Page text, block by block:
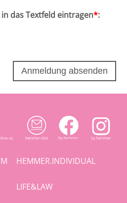
das Textfeld eintragen*:
HEMMER.INDIVIDUAL
LIFE&LAW